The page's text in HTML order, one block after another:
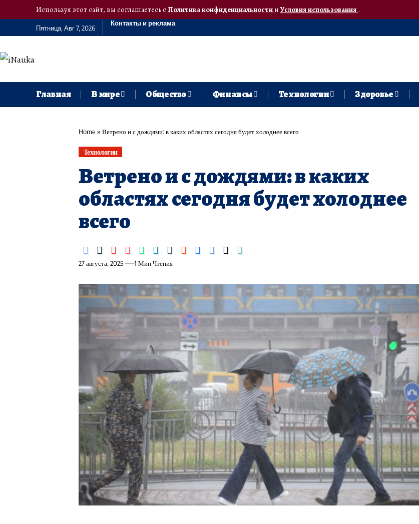
Используя этот сайт, вы соглашаетесь сПолитика конфиденциальностии Условия использования.
Пятница, Авг 7, 2026
Контакты и реклама
Главная В мире Общество Финансы Технологии Здоровье
Home» Ветрено и с дождями: в каких областях сегодня будет холоднее всего
Технологии
Ветрено и с дождями: в каких
областях сегодня будет холоднее
всего
27 августа, 2025 1 Мин Чтения